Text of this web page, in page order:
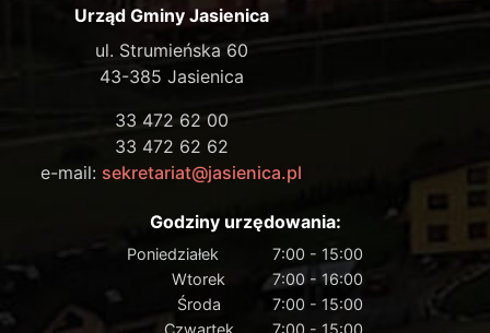
Urząd Gminy Jasienica
ul. Strumieńska 60
43-385 Jasienica
33 472 62 00
33 472 62 62
e-mail: sekretariat@jasienica.pl
Godziny urzędowania:
Poniedziałek
7:00 - 15:00
Wtorek
7:00 - 16:00
Środa
7:00 - 15:00
Czwartek
7:00 - 15:00